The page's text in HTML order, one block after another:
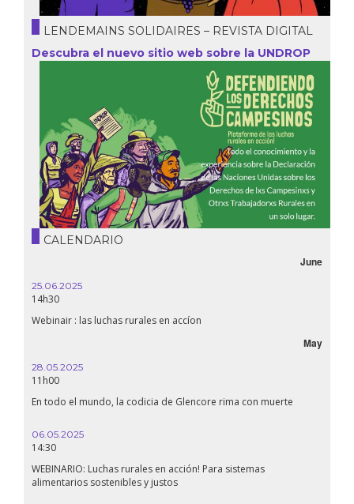
LENDEMAINS SOLIDAIRES – REVISTA DIGITAL
Descubra el nuevo sitio web sobre la UNDROP
CALENDARIO
June
25.06.2025
14h30
Webinair : las luchas rurales en accíon
May
28.05.2025
11h00
En todo el mundo, la codicia de Glencore rima con muerte
06.05.2025
14:30
WEBINARIO: Luchas rurales en acción! Para sistemas
alimentarios sostenibles y justos